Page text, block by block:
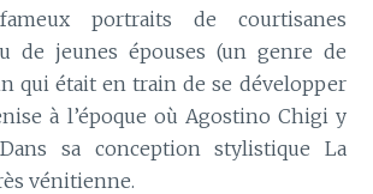
portraits de courtisanes
de jeunes épouses (un genre de
qui était en train de se développer
à l’époque où Agostino Chigi y
sa conception stylistique La
vénitienne.